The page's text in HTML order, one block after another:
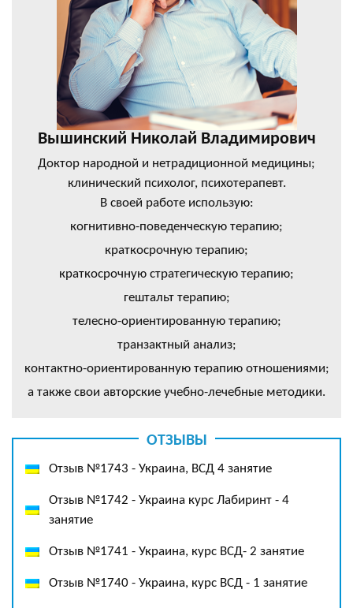
Вышинский Николай Владимирович
Доктор народной и нетрадиционной медицины;
клинический психолог, психотерапевт.
В своей работе использую:
когнитивно-поведенческую терапию;
краткосрочную терапию;
краткосрочную стратегическую терапию;
гештальт терапию;
телесно-ориентированную терапию;
транзактный анализ;
контактно-ориентированную терапию отношениями;
а также свои авторские учебно-лечебные методики.
ОТЗЫВЫ
Отзыв №1743 - Украина, ВСД 4 занятие
Отзыв №1742 - Украина курс Лабиринт - 4
занятие
Отзыв №1741 - Украина, курс ВСД- 2 занятие
Отзыв №1740 - Украина, курс ВСД - 1 занятие